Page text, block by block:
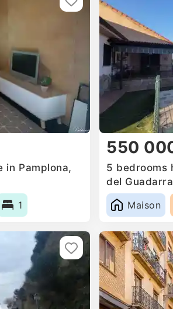
in Pamplona,
1
550
5 bedrooms
del
Maison